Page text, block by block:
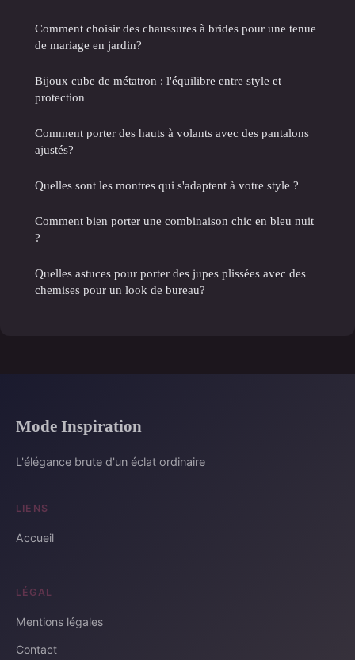
Comment choisir des chaussures à brides pour une tenue
de mariage en jardin?
Bijoux cube de métatron : l'équilibre entre style et
protection
Comment porter des hauts à volants avec des pantalons
ajustés?
Quelles sont les montres qui s'adaptent à votre style ?
Comment bien porter une combinaison chic en bleu nuit
?
Quelles astuces pour porter des jupes plissées avec des
chemises pour un look de bureau?
Mode Inspiration
L'élégance brute d'un éclat ordinaire
LIENS
Accueil
LÉGAL
Mentions légales
Contact